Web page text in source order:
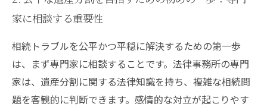
家に相談する重要性
相続トラブルを公平かつ平穏に解決するための第一歩
は、まず専門家に相談することです。法律事務所の専門
家は、遺産分割に関する法律知識を持ち、複雑な相続問
題を客観的に判断できます。感情的な対立が起こりやす